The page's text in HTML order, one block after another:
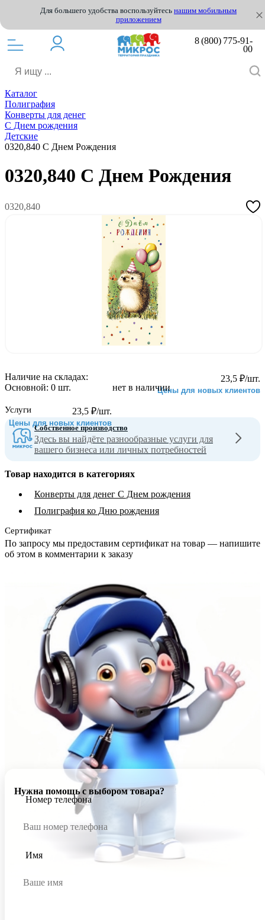
Для большего удобства воспользуйтесь нашим мобильным
приложением
8 (800) 775-91-
00
Каталог
Полиграфия
Конверты для денег
С Днем рождения
Детские
0320,840 С Днем Рождения
0320,840 С Днем Рождения
0320,840
23,5 ₽/шт.
Цены для новых клиентов
нет в наличии
23,5 ₽/шт.
Цены для новых клиентов
Наличие на складах:
Основной: 0 шт.
Услуги
Собственное производство
Здесь вы найдёте разнообразные услуги для
вашего бизнеса или личных потребностей
Товар находится в категориях
Конверты для денег С Днем рождения
Полиграфия ко Дню рождения
Сертификат
По запросу мы предоставим сертификат на товар — напишите
об этом в комментарии к заказу
Нужна помощь с выбором товара?
Номер телефона
Имя